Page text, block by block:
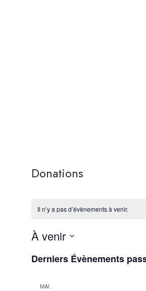
Donations
Il n’y a pas d’évènements à venir.
À venir
une
date.
Derniers Évènements
MAI